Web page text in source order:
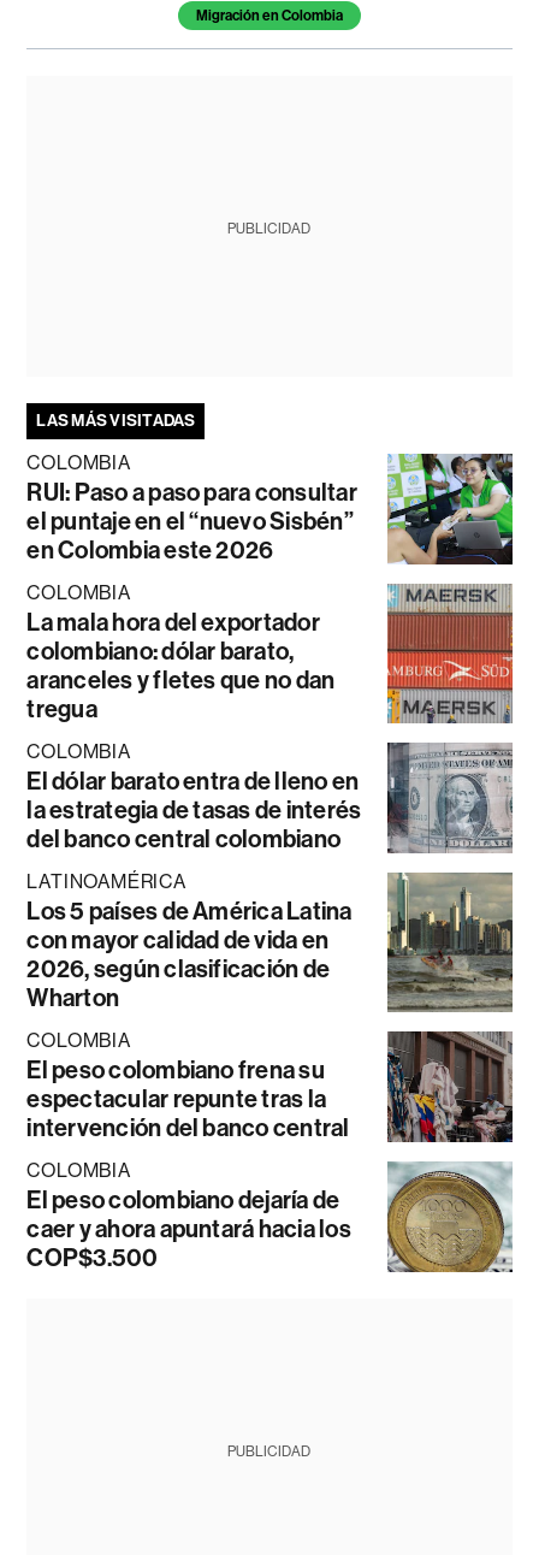
Migración en Colombia
PUBLICIDAD
LAS MÁS VISITADAS
COLOMBIA
RUI: Paso a paso para consultar
el puntaje en el “nuevo Sisbén”
en Colombia este 2026
COLOMBIA
La mala hora del exportador
colombiano: dólar barato,
aranceles y fletes que no dan
tregua
COLOMBIA
El dólar barato entra de lleno en
la estrategia de tasas de interés
del banco central colombiano
LATINOAMÉRICA
Los 5 países de América Latina
con mayor calidad de vida en
2026, según clasificación de
Wharton
COLOMBIA
El peso colombiano frena su
espectacular repunte tras la
intervención del banco central
COLOMBIA
El peso colombiano dejaría de
caer y ahora apuntará hacia los
COP$3.500
PUBLICIDAD